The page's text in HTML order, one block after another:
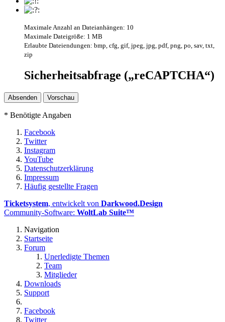
Maximale Anzahl an Dateianhängen: 10
Maximale Dateigröße: 1 MB
Erlaubte Dateiendungen: bmp, cfg, gif, jpeg, jpg, pdf, png, po, sav, txt,
zip
Sicherheitsabfrage („reCAPTCHA“)
Vorschau
* Benötigte Angaben
Facebook
Twitter
Instagram
YouTube
Datenschutzerklärung
Impressum
Häufig gestellte Fragen
Ticketsystem, entwickelt von Darkwood.Design
Community-Software: WoltLab Suite™
Navigation
Startseite
Forum
Unerledigte Themen
Team
Mitglieder
Downloads
Support
Facebook
Twitter